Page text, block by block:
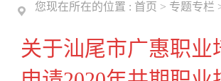
您现在所在的位置 : 首页 > 专题专栏
关于汕尾市广惠职业